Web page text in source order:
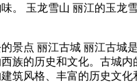
。 玉龙雪山 丽江的玉龙
景点 丽江古城 丽江古城
族的历史和文化。古城内
筑风格、丰富的历史文化